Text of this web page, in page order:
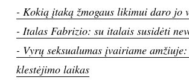
KINAS
MUZIKA
- Kokią įtaką žmogaus likimui daro jo
- Italas Fabrizio: su italais susidėti
- Vyrų seksualumas įvairiame
klestėjimo laikas